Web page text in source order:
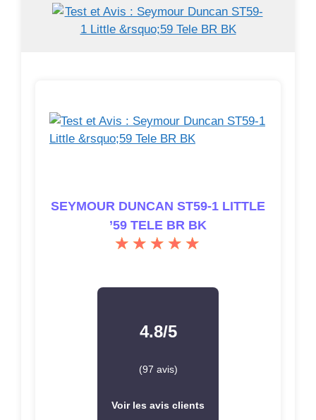
SEYMOUR DUNCAN ST59-1 LITTLE
’59 TELE BR BK
4.8/5
(97 avis)
Voir les avis clients